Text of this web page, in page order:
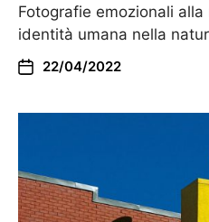
Fotografie emozionali
identità umana nella
22/04/2022